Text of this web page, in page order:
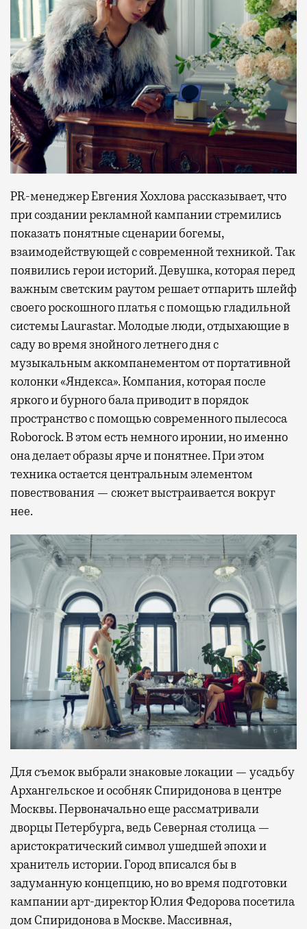
PR-менеджер Евгения Хохлова рассказывает, что
при создании рекламной кампании стремились
показать понятные сценарии богемы,
взаимодействующей с современной техникой. Так
появились герои историй. Девушка, которая перед
важным светским раутом решает отпарить шлейф
своего роскошного платья с помощью гладильной
системы Laurastar. Молодые люди, отдыхающие в
саду во время знойного летнего дня с
музыкальным аккомпанементом от портативной
колонки «Яндекса». Компания, которая после
яркого и бурного бала приводит в порядок
пространство с помощью современного пылесоса
Roborock. В этом есть немного иронии, но именно
она делает образы ярче и понятнее. При этом
техника остается центральным элементом
повествования — сюжет выстраивается вокруг
нее.
Для съемок выбрали знаковые локации — усадьбу
Архангельское и особняк Спиридонова в центре
Москвы. Первоначально еще рассматривали
дворцы Петербурга, ведь Северная столица —
аристократический символ ушедшей эпохи и
хранитель истории. Город вписался бы в
задуманную концепцию, но во время подготовки
кампании арт-директор Юлия Федорова посетила
дом Спиридонова в Москве. Массивная,